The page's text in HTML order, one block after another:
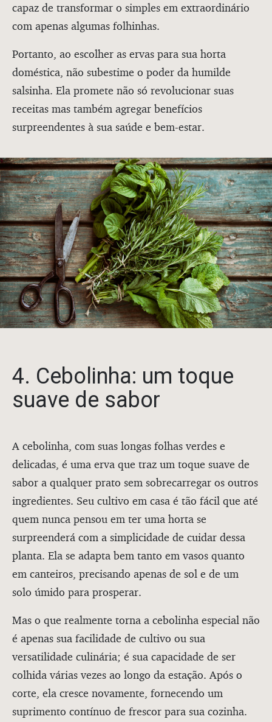
capaz de transformar o simples em extraordinário
com apenas algumas folhinhas.
Portanto, ao escolher as ervas para sua horta
doméstica, não subestime o poder da humilde
salsinha. Ela promete não só revolucionar suas
receitas mas também agregar benefícios
surpreendentes à sua saúde e bem-estar.
4. Cebolinha: um toque
suave de sabor
A cebolinha, com suas longas folhas verdes e
delicadas, é uma erva que traz um toque suave de
sabor a qualquer prato sem sobrecarregar os outros
ingredientes. Seu cultivo em casa é tão fácil que até
quem nunca pensou em ter uma horta se
surpreenderá com a simplicidade de cuidar dessa
planta. Ela se adapta bem tanto em vasos quanto
em canteiros, precisando apenas de sol e de um
solo úmido para prosperar.
Mas o que realmente torna a cebolinha especial não
é apenas sua facilidade de cultivo ou sua
versatilidade culinária; é sua capacidade de ser
colhida várias vezes ao longo da estação. Após o
corte, ela cresce novamente, fornecendo um
suprimento contínuo de frescor para sua cozinha.